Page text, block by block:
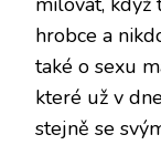
hrobce a
také o sexu
které už v
stejně se